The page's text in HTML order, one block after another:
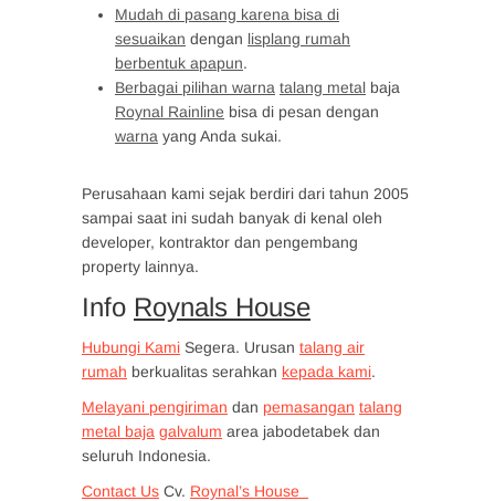
Mudah di pasang karena bisa di
sesuaikan dengan lisplang rumah
berbentuk apapun.
Berbagai pilihan warna talang metal baja
Roynal Rainline bisa di pesan dengan
warna yang Anda sukai.
Perusahaan kami sejak berdiri dari tahun 2005
sampai saat ini sudah banyak di kenal oleh
developer, kontraktor dan pengembang
property lainnya.
Info Roynals House
Hubungi Kami Segera. Urusan talang air
rumah berkualitas serahkan kepada kami.
Melayani pengiriman dan pemasangan talang
metal baja galvalum area jabodetabek dan
seluruh Indonesia.
Contact Us Cv. Roynal’s House